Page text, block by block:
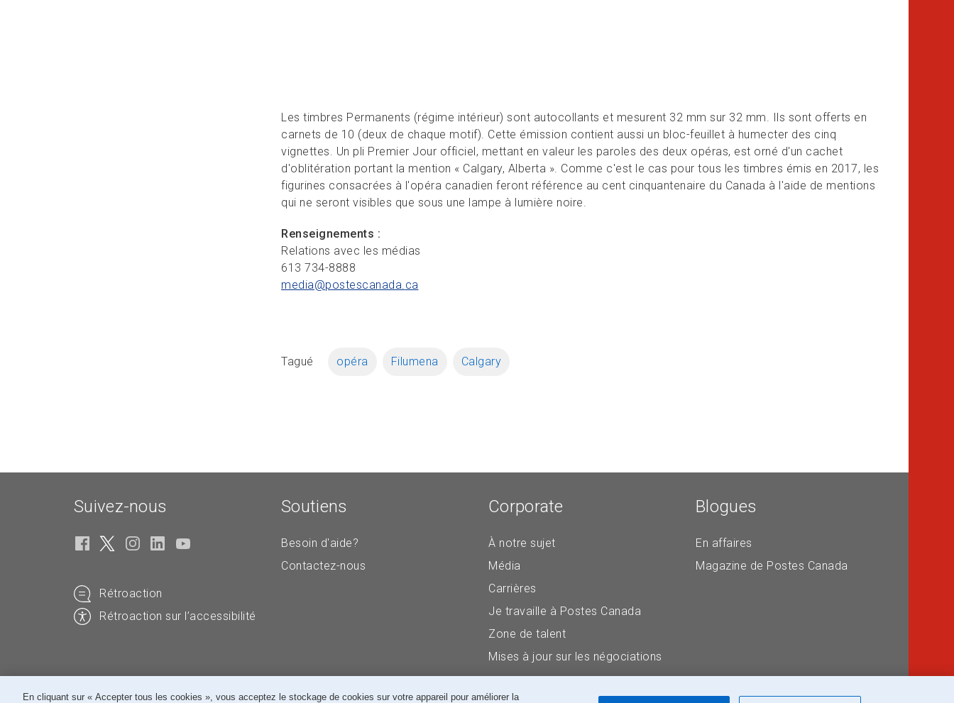
Les timbres Permanents (régime intérieur) sont autocollants et mesurent 32 mm sur 32 mm. Ils sont offerts en
carnets de 10 (deux de chaque motif). Cette émission contient aussi un bloc-feuillet à humecter des cinq
vignettes. Un pli Premier Jour officiel, mettant en valeur les paroles des deux opéras, est orné d'un cachet
d'oblitération portant la mention « Calgary, Alberta ». Comme c'est le cas pour tous les timbres émis en 2017, les
figurines consacrées à l'opéra canadien feront référence au cent cinquantenaire du Canada à l'aide de mentions
qui ne seront visibles que sous une lampe à lumière noire.
Renseignements :
Relations avec les médias
613 734-8888
media@postescanada.ca
Tagué opéra Filumena Calgary
Suivez-nous
Rétroaction
Rétroaction sur l’accessibilité
Soutiens
Besoin d'aide?
Contactez-nous
Corporate
À notre sujet
Média
Carrières
Je travaille à Postes Canada
Zone de talent
Mises à jour sur les négociations
Blogues
En affaires
Magazine de Postes Canada
En cliquant sur « Accepter tous les cookies », vous acceptez le stockage de cookies sur votre appareil pour améliorer la